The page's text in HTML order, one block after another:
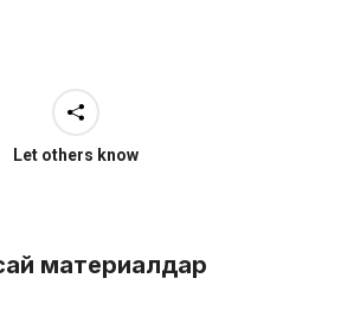
Let others know
материалдар